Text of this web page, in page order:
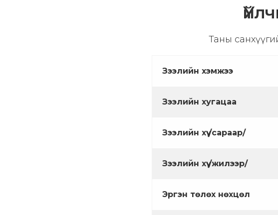
Таны
Зээлийн хэмжээ
Зээлийн хугацаа
Зээлийн хүү /сараар/
Зээлийн хүү /жилээр/
Эргэн төлөх нөхцөл